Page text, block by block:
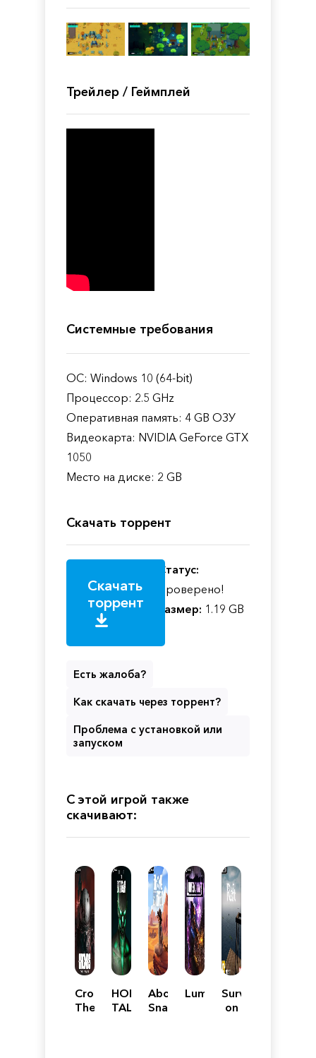
Трейлер / Геймплей
Системные требования
ОС: Windows 10 (64-bit)
Процессор: 2.5 GHz
Оперативная память: 4 GB ОЗУ
Видеокарта: NVIDIA GeForce GTX
1050
Место на диске: 2 GB
Скачать торрент
Скачать
торрент
Статус:
Проверено!
Размер: 1.19 GB
Есть жалоба?
Как скачать через торрент?
Проблема с установкой или
запуском
С этой игрой также
скачивают:
Cronos:
The
HORROR
TALES
Above
Snakes
Lumencraft
Survive
on